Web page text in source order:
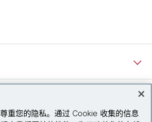
重您的隐私。通过 Cookie 收集的信息